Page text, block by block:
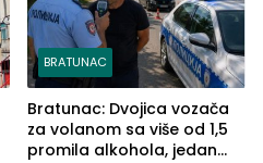
BRATUNAC
Bratunac: Dvojica vozača
za volanom sa više od 1,5
promila alkohola, jedan